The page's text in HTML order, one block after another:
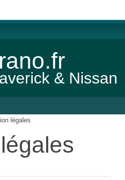
& Nissan
légales